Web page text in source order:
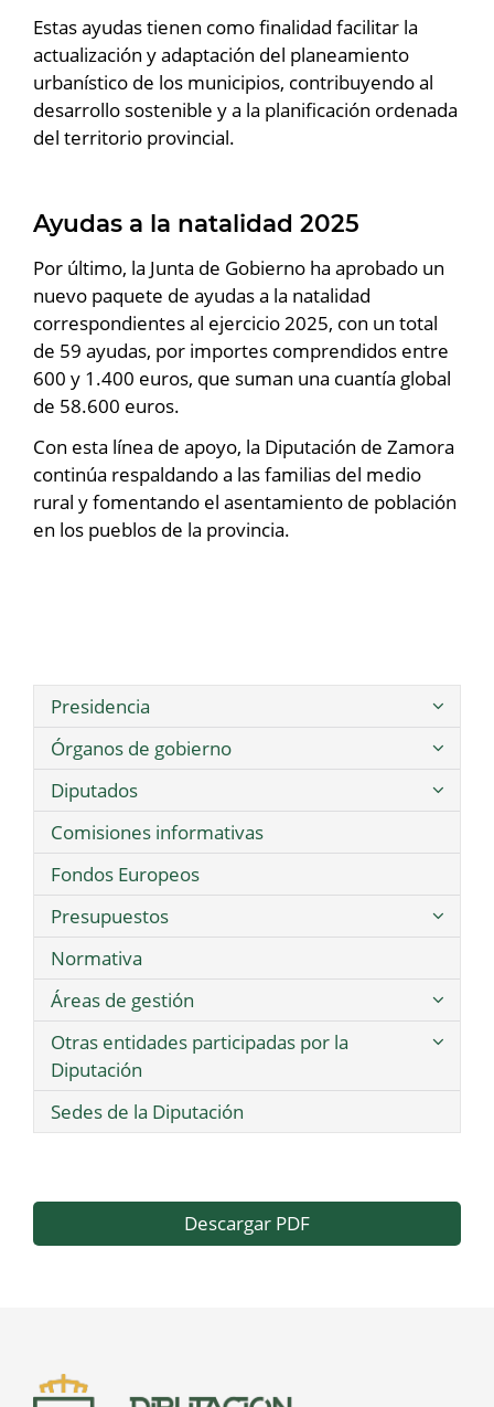
Estas ayudas tienen como finalidad facilitar la
actualización y adaptación del planeamiento
urbanístico de los municipios, contribuyendo al
desarrollo sostenible y a la planificación ordenada
del territorio provincial.
Ayudas a la natalidad 2025
Por último, la Junta de Gobierno ha aprobado un
nuevo paquete de ayudas a la natalidad
correspondientes al ejercicio 2025, con un total
de 59 ayudas, por importes comprendidos entre
600 y 1.400 euros, que suman una cuantía global
de 58.600 euros.
Con esta línea de apoyo, la Diputación de Zamora
continúa respaldando a las familias del medio
rural y fomentando el asentamiento de población
en los pueblos de la provincia.
Presidencia
Órganos de gobierno
Diputados
Comisiones informativas
Fondos Europeos
Presupuestos
Normativa
Áreas de gestión
Otras entidades participadas por la
Diputación
Sedes de la Diputación
Descargar PDF